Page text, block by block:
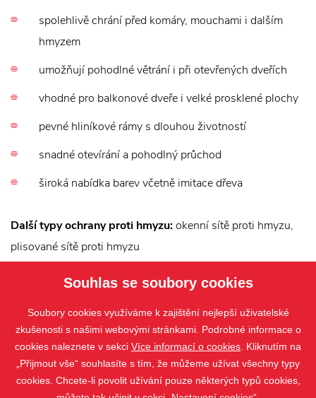
spolehlivě chrání před komáry, mouchami i dalším
hmyzem
umožňují pohodlné větrání i při otevřených dveřích
vhodné pro balkonové dveře i velké prosklené plochy
pevné hliníkové rámy s dlouhou životností
snadné otevírání a pohodlný průchod
široká nabídka barev včetně imitace dřeva
Další typy ochrany proti hmyzu:okenní sítě proti hmyzu,
plisované sítě proti hmyzu
Souhlas se soubory cookies
Soubory cookies využíváme k zajištění nejlepší uživatelské
zkušenosti s našimi webovými stránkami. Podrobné informace o
cookies naleznete v sekci Více informací o cookies . Kliknutím na
„Přijmout vše“ souhlasíte s tím, že můžeme užívat všechny typy
cookies. Chcete-li povolit užívání pouze některých typů cookies,